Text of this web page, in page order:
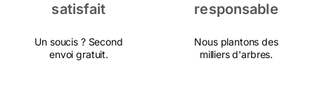
satisfait
Un soucis ? Second
envoi gratuit.
responsable
Nous plantons des
milliers d'arbres.